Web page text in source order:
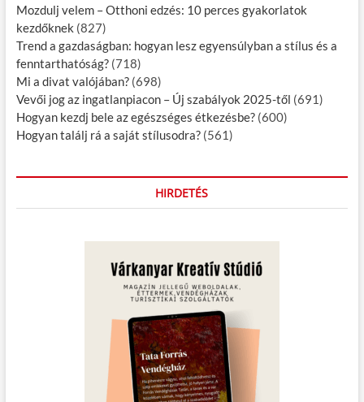
á
c
i
ó
Mozdulj velem – Otthoni edzés: 10 perces gyakorlatok
kezdőknek (827)
Trend a gazdaságban: hogyan lesz egyensúlyban a stílus és a
fenntarthatóság? (718)
Mi a divat valójában? (698)
Vevői jog az ingatlanpiacon – Új szabályok 2025-től (691)
Hogyan kezdj bele az egészséges étkezésbe? (600)
Hogyan találj rá a saját stílusodra? (561)
HIRDETÉS